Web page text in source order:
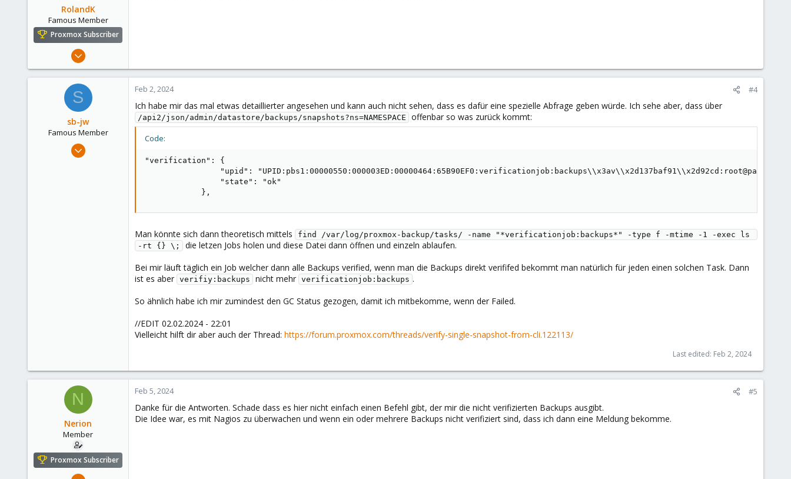
roesing.it
RolandK
Famous Member
Proxmox Subscriber
Mar 5, 2019
321
S
sb-jw
Famous Member
Jan 23, 2018
Feb 2, 2024 #4
Ich habe mir das mal etwas detaillierter angesehen und kann auch nicht sehen, dass es dafür eine spezielle Abfrage geben würde. Ich sehe aber, dass über
/api2/json/admin/datastore/backups/snapshots?ns=NAMESPACE offenbar so was zurück kommt:
Code:
"verification": {
                "upid": "UPID:pbs1:00000550:000003ED:00000464:65B90EF0:verificationjob:backups\\x3av\\x2d137baf91\\x2d92cd:root@pam:",
                "state": "ok"
            },
Man könnte sich dann theoretisch mittels
find /var/log/proxmox-backup/tasks/ -name "*verificationjob:backups*" -type f -mtime -1 -exec ls
-rt {} \;
die letzen Jobs holen und diese Datei dann öffnen und einzeln ablaufen.
Bei mir läuft täglich ein Job welcher dann alle Backups verified, wenn man die Backups direkt verififed bekommt man natürlich für jeden einen solchen Task. Dann
ist es aber verifiy:backups nicht mehr verificationjob:backups .
So ähnlich habe ich mir zumindest den GC Status gezogen, damit ich mitbekomme, wenn der Failed.
//EDIT 02.02.2024 - 22:01
Vielleicht hilft dir aber auch der Thread: https://forum.proxmox.com/threads/verify-single-snapshot-from-cli.122113/
Last edited: Feb 2, 2024
N
Nerion
Member
Proxmox Subscriber
Feb 2, 2024
Feb 5, 2024 #5
Danke für die Antworten. Schade dass es hier nicht einfach einen Befehl gibt, der mir die nicht verifizierten Backups ausgibt.
Die Idee war, es mit Nagios zu überwachen und wenn ein oder mehrere Backups nicht verifiziert sind, dass ich dann eine Meldung bekomme.